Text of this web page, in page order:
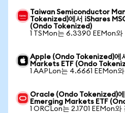
Taiwan Semiconductor
Tokenized)에서 iShares
(Ondo Tokenized)
1 TSMon는 6.3390 EEMon와
Apple (Ondo Tokenized)에
Markets ETF (Ondo
1 AAPLon는 4.6661 EEMon
Oracle (Ondo Tokenized)에
Emerging Markets ETF
1 ORCLon는 2.1701 EEMon와